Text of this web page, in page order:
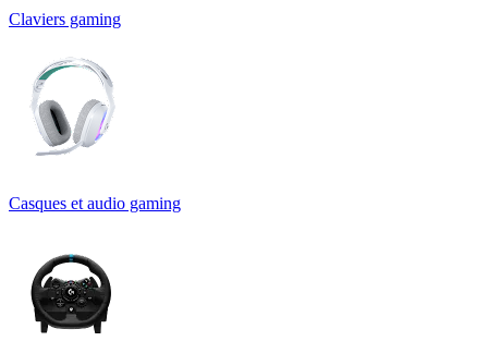
Claviers gaming
Casques et audio gaming